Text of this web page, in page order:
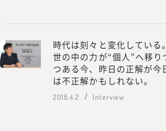
る株式会社みらいワークス
を増やす」をミッション、
エコシステムを創造する」を
ロフェッショナル人材が、
働き方や働く場所、働く目
時代は刻々と変化している。
世の中の力が“個人”へ移り
つある今、昨日の正解が今
は不正解かもしれない。
2018.4.2 Interview